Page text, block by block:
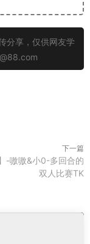
分享，仅供网友学
下一篇
-嗷嗷&小0-多回合的
双人比赛TK